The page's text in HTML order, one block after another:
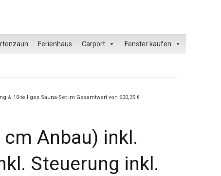
Ferienhaus Carport Fenster kaufen
& 10-teiliges Sauna-Set im Gesamtwert von 620,39 €
Anbau) inkl.
Steuerung inkl.